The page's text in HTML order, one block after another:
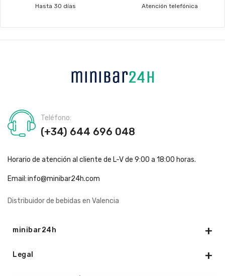
Hasta 30 días Atención telefónica
Teléfono:
(+34) 644 696 048
Horario de atención al cliente de L-V de 9:00 a 18:00 horas.
Email:info@minibar24h.com
Distribuidor de bebidas en Valencia
minibar24h
Legal